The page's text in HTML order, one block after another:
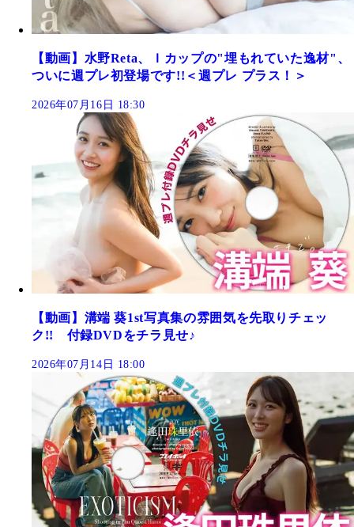
【動画】水野Reta、Ｉカップの"埋もれていた逸材"、
ついに週プレ初登場です!!＜週プレ プラス！＞
2026年07月16日 18:30
【動画】溝端 葵1st写真集の雰囲気を先取りチェッ
ク!! 付録DVDをチラ見せ♪
2026年07月14日 18:00